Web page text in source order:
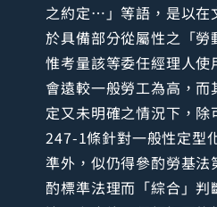
之約定…」等語，是以在
於具備部分從屬性之「勞
惟考量該等委任經理人
會遠較一般勞工為高，
定又未明確之情況下，
247-1條針對一般性定型
準外，似仍得參酌勞基
酌標準法理而「綜合」判